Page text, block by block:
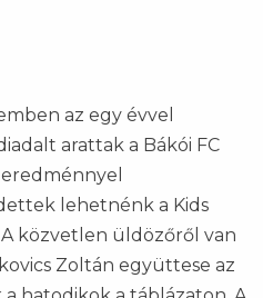
az egy évvel
arattak a Bákói FC
lehetnénk a Kids
közvetlen üldözőről van
Zoltán együttese az